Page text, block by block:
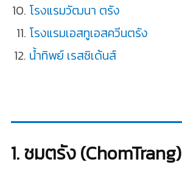
โรงแรมวัฒนา ตรัง
โรงแรมเอสทูเอสควีนตรัง
น้ำทิพย์ เรสซิเด้นส์
1. ชมตรัง (ChomTrang)